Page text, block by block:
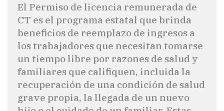
El Permiso de licencia remunerada de
CT es el programa estatal que brinda
beneficios de reemplazo de ingresos a
los trabajadores que necesitan tomarse
un tiempo libre por razones de salud y
familiares que califiquen, incluida la
recuperación de una condición de salud
grave propia, la llegada de un nuevo